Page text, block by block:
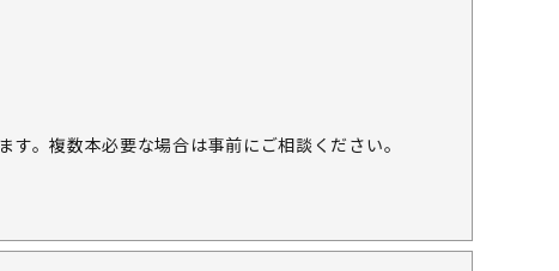
。複数本必要な場合は事前にご相談ください。